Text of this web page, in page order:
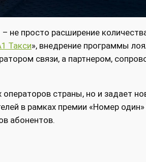
не просто расширение
Такси», внедрение программы
связи, а партнером,
страны, но и задает
в рамках премии «Номер
абонентов.